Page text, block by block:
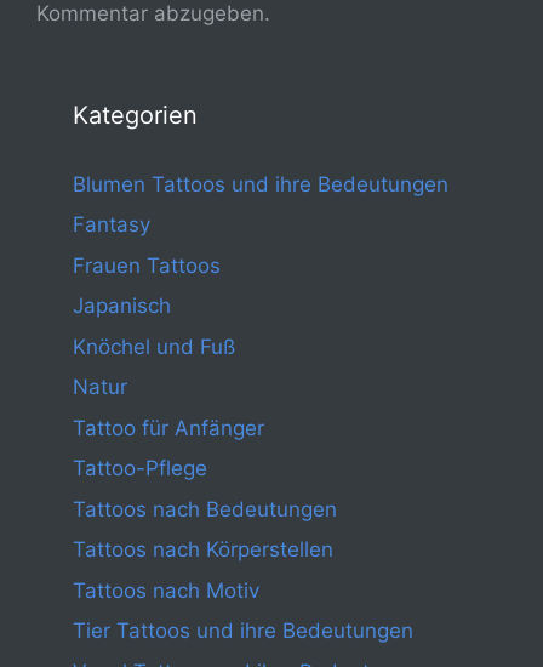
Kommentar abzugeben.
Kategorien
Blumen Tattoos und ihre Bedeutungen
Fantasy
Frauen Tattoos
Japanisch
Knöchel und Fuß
Natur
Tattoo für Anfänger
Tattoo-Pflege
Tattoos nach Bedeutungen
Tattoos nach Körperstellen
Tattoos nach Motiv
Tier Tattoos und ihre Bedeutungen